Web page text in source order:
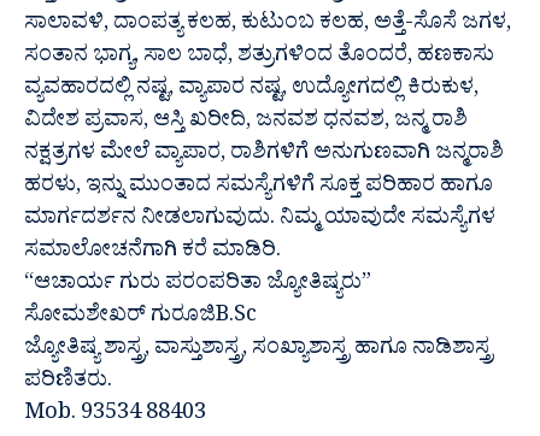
ಸಾಲಾವಳಿ, ದಾಂಪತ್ಯ ಕಲಹ, ಕುಟುಂಬ ಕಲಹ, ಅತ್ತೆ-ಸೊಸೆ ಜಗಳ,
ಸಂತಾನ ಭಾಗ್ಯ, ಸಾಲ ಬಾಧೆ, ಶತ್ರುಗಳಿಂದ ತೊಂದರೆ, ಹಣಕಾಸು
ವ್ಯವಹಾರದಲ್ಲಿ ನಷ್ಟ, ವ್ಯಾಪಾರ ನಷ್ಟ, ಉದ್ಯೋಗದಲ್ಲಿ ಕಿರುಕುಳ,
ವಿದೇಶ ಪ್ರವಾಸ, ಆಸ್ತಿ ಖರೀದಿ, ಜನವಶ ಧನವಶ, ಜನ್ಮ ರಾಶಿ
ನಕ್ಷತ್ರಗಳ ಮೇಲೆ ವ್ಯಾಪಾರ, ರಾಶಿಗಳಿಗೆ ಅನುಗುಣವಾಗಿ ಜನ್ಮರಾಶಿ
ಹರಳು, ಇನ್ನು ಮುಂತಾದ ಸಮಸ್ಯೆಗಳಿಗೆ ಸೂಕ್ತ ಪರಿಹಾರ ಹಾಗೂ
ಮಾರ್ಗದರ್ಶನ ನೀಡಲಾಗುವುದು. ನಿಮ್ಮ ಯಾವುದೇ ಸಮಸ್ಯೆಗಳ
ಸಮಾಲೋಚನೆಗಾಗಿ ಕರೆ ಮಾಡಿರಿ.
“ಆಚಾರ್ಯ ಗುರು ಪರಂಪರಿತಾ ಜ್ಯೋತಿಷ್ಯರು”
ಸೋಮಶೇಖರ್ ಗುರೂಜಿB.Sc
ಜ್ಯೋತಿಷ್ಯ ಶಾಸ್ತ್ರ, ವಾಸ್ತುಶಾಸ್ತ್ರ, ಸಂಖ್ಯಾಶಾಸ್ತ್ರ ಹಾಗೂ ನಾಡಿಶಾಸ್ತ್ರ
ಪರಿಣಿತರು.
Mob. 93534 88403